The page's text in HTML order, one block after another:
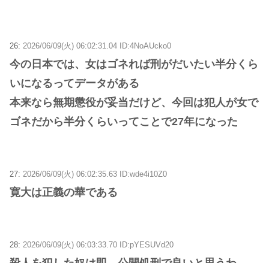
26: 2026/06/09(火) 06:02:31.04 ID:4NoAUcko0
今の日本では、女はゴネれば刑がだいたい半分くら
いになるってデータがある
本来なら無期懲役が妥当だけど、今回は犯人が女で
ゴネだから半分くらいってことで27年になった
27: 2026/06/09(火) 06:02:35.63 ID:wde4i10Z0
寛大は正義の華である
28: 2026/06/09(火) 06:03:33.70 ID:pYESUVd20